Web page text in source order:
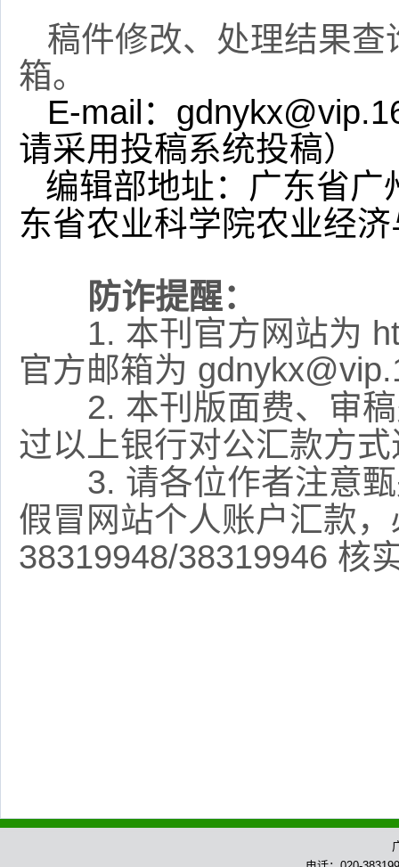
稿件修改、处理结果
箱。
E-mail ：
请采用投稿系统投稿）
编辑部地址：广东省广
东省农业科学院农业经
防诈提醒：
1. 本刊官方网站为
官方邮箱为
2. 本刊版面费、审稿
过以上银行对公汇款方
3. 请各位作者注意甄
假冒网站个人账户汇款
38319948/38319946 核